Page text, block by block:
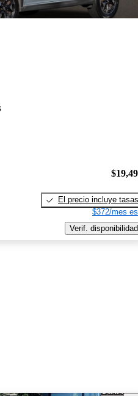
El precio incluye tasas
$372/mes
Verif. disponibilidad